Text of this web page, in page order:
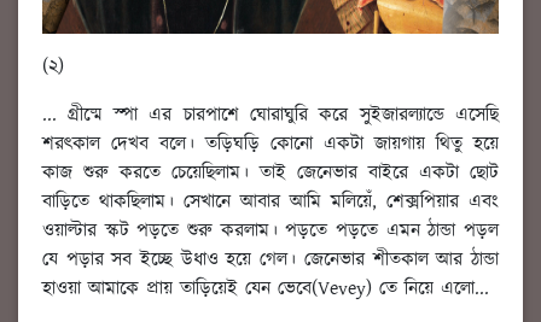
(২)
... গ্রীষ্মে স্পা এর চারপাশে ঘোরাঘুরি করে সুইজারল্যান্ডে এসেছি
শরৎকাল দেখব বলে। তড়িঘড়ি কোনো একটা জায়গায় থিতু হয়ে
কাজ শুরু করতে চেয়েছিলাম। তাই জেনেভার বাইরে একটা ছোট
বাড়িতে থাকছিলাম। সেখানে আবার আমি মলিয়েঁ, শেক্সপিয়ার এবং
ওয়াল্টার স্কট পড়তে শুরু করলাম। পড়তে পড়তে এমন ঠান্ডা পড়ল
যে পড়ার সব ইচ্ছে উধাও হয়ে গেল। জেনেভার শীতকাল আর ঠান্ডা
হাওয়া আমাকে প্রায় তাড়িয়েই যেন ভেবে(Vevey) তে নিয়ে এলো...